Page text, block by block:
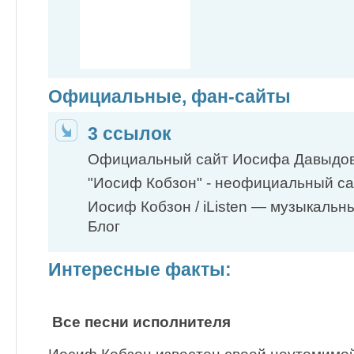
Официальные, фан-сайты
3 ссылок
Официальный сайт Иосифа
"Иосиф Кобзон" - неофициальный
Иосиф Кобзон / iListen —
Блог
Интересные факты:
Все песни исполнителя